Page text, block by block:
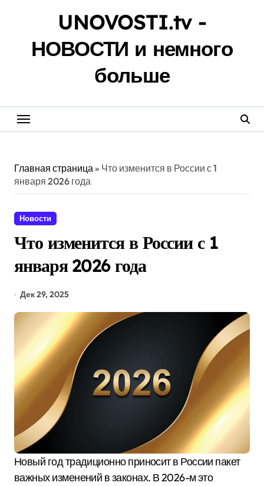
UNOVOSTI.tv -
НОВОСТИ и немного
больше
Главная страница» Что изменится в России с 1
января 2026 года
Новости
Что изменится в России с 1
января 2026 года
Дек 29, 2025
Новый год традиционно приносит в России пакет
важных изменений в законах. В 2026-м это